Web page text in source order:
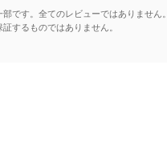
です。全てのレビューではありません。
するものではありません。